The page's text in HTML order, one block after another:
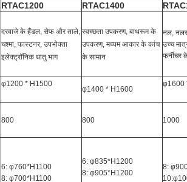
RTAC1200 RTAC1400
दरवाजे के हैंडल, सेफ और ताले,
चश्मा, फास्टनर, उपभोक्ता
इलेक्ट्रॉनिक धातु भाग
स्वच्छता उपकरण, बाथरूम के
उपकरण, मध्यम आकार के कांच
के सामान
नल,
उच्च
φ1200 * H1500
φ1400 * H1600
φ1600
800 800 1000
6: φ760*H1100
8: φ700*H1100
6: φ835*H1200
8: φ905*H1200
8: